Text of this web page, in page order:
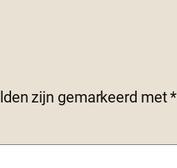
zijn gemarkeerd met*